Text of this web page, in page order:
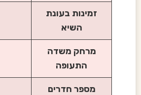
זמינות בעונת
השיא
מרחק משדה
התעופה
מספר חדרים